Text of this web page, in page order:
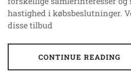
hastighed i købsbeslutninger.
disse tilbud
CONTINUE READING